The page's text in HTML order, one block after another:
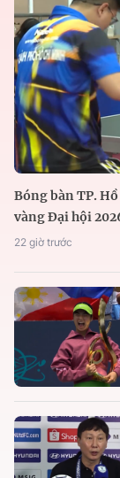
Bóng bàn TP.
vàng Đại hội
22 giờ trước